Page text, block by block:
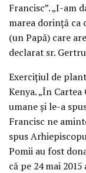
Francisc”. „I-am
marea dorință ca
(un Papă) care
declarat sr.
Exercițiul de
Kenya. „În
umane și le-a
Francisc ne
spus
Pomii au fost
că pe 24 mai